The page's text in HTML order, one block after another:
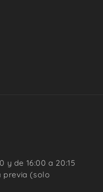
y de 16:00 a 20:15
previa (solo